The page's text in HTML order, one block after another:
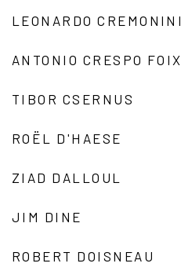
LEONARDO CREMONINI
ANTONIO CRESPO FOIX
TIBOR CSERNUS
ROËL D'HAESE
ZIAD DALLOUL
JIM DINE
ROBERT DOISNEAU